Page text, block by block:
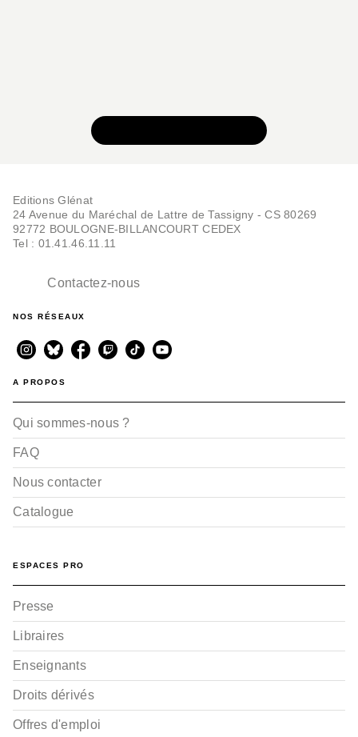
Editions Glénat
24 Avenue du Maréchal de Lattre de Tassigny - CS 80269
92772 BOULOGNE-BILLANCOURT CEDEX
Tel : 01.41.46.11.11
Contactez-nous
NOS RÉSEAUX
A PROPOS
Qui sommes-nous ?
FAQ
Nous contacter
Catalogue
ESPACES PRO
Presse
Libraires
Enseignants
Droits dérivés
Offres d'emploi